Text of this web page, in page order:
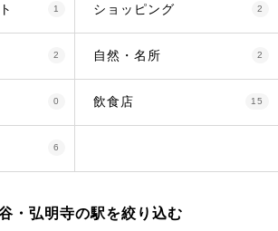
1 ショッピング 2
2 自然・名所 2
0 飲食店 15
6
・弘明寺の駅を絞り込む